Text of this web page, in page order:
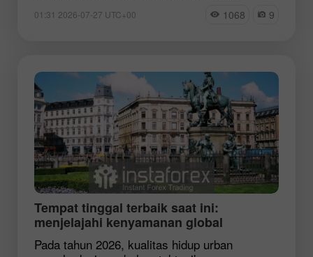
01:31 2026-07-27 UTC+00 1068 9
Tempat tinggal terbaik saat ini:
menjelajahi kenyamanan global
Pada tahun 2026, kualitas hidup urban